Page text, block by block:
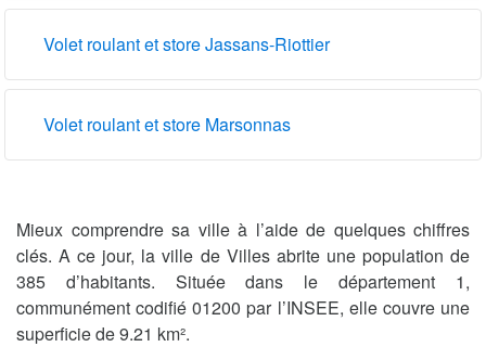
Volet roulant et store Jassans-Riottier
Volet roulant et store Marsonnas
Mieux comprendre sa ville à l’aide de quelques chiffres
clés. A ce jour, la ville de Villes abrite une population de
385 d’habitants. Située dans le département 1,
communément codifié 01200 par l’INSEE, elle couvre une
superficie de 9.21 km².